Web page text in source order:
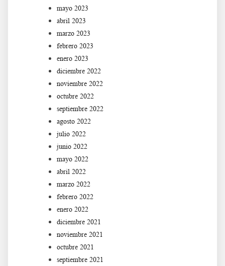
mayo 2023
abril 2023
marzo 2023
febrero 2023
enero 2023
diciembre 2022
noviembre 2022
octubre 2022
septiembre 2022
agosto 2022
julio 2022
junio 2022
mayo 2022
abril 2022
marzo 2022
febrero 2022
enero 2022
diciembre 2021
noviembre 2021
octubre 2021
septiembre 2021